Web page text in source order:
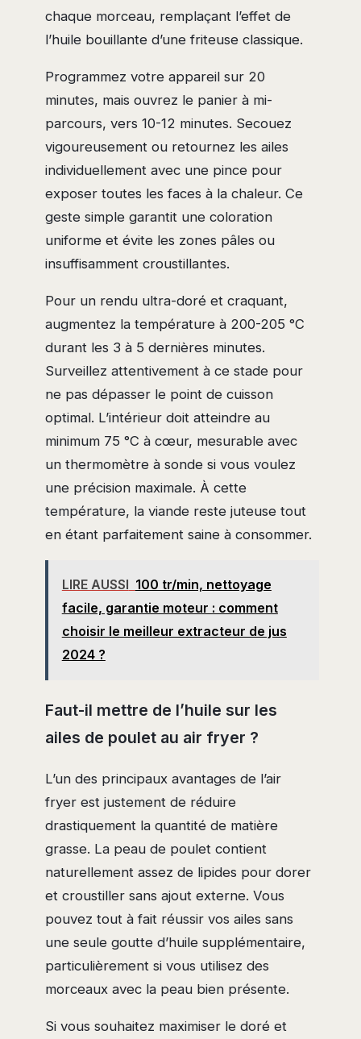
chaque morceau, remplaçant l’effet de
l’huile bouillante d’une friteuse classique.
Programmez votre appareil sur 20
minutes, mais ouvrez le panier à mi-
parcours, vers 10-12 minutes. Secouez
vigoureusement ou retournez les ailes
individuellement avec une pince pour
exposer toutes les faces à la chaleur. Ce
geste simple garantit une coloration
uniforme et évite les zones pâles ou
insuffisamment croustillantes.
Pour un rendu ultra-doré et craquant,
augmentez la température à 200-205 °C
durant les 3 à 5 dernières minutes.
Surveillez attentivement à ce stade pour
ne pas dépasser le point de cuisson
optimal. L’intérieur doit atteindre au
minimum 75 °C à cœur, mesurable avec
un thermomètre à sonde si vous voulez
une précision maximale. À cette
température, la viande reste juteuse tout
en étant parfaitement saine à consommer.
LIRE AUSSI 100 tr/min, nettoyage
facile, garantie moteur : comment
choisir le meilleur extracteur de jus
2024 ?
Faut-il mettre de l’huile sur les
ailes de poulet au air fryer ?
L’un des principaux avantages de l’air
fryer est justement de réduire
drastiquement la quantité de matière
grasse. La peau de poulet contient
naturellement assez de lipides pour dorer
et croustiller sans ajout externe. Vous
pouvez tout à fait réussir vos ailes sans
une seule goutte d’huile supplémentaire,
particulièrement si vous utilisez des
morceaux avec la peau bien présente.
Si vous souhaitez maximiser le doré et